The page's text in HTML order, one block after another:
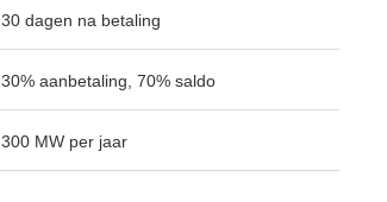
30 dagen na betaling
30% aanbetaling, 70% saldo
300 MW per jaar